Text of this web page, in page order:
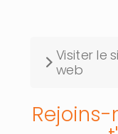
Visiter le
web